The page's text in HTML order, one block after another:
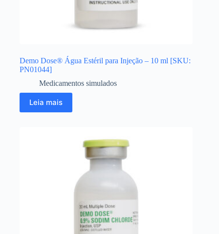
Demo Dose® Água Estéril para Injeção – 10 ml [SKU:
PN01044]
Medicamentos simulados
Leia mais